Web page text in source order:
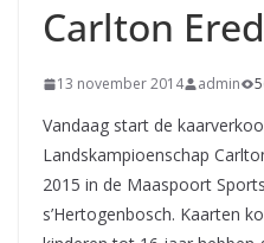
Carlton
13 november 2014 admin
Vandaag start de
Landskampioenschap
2015 in de Maaspoort
s’Hertogenbosch. Kaarten